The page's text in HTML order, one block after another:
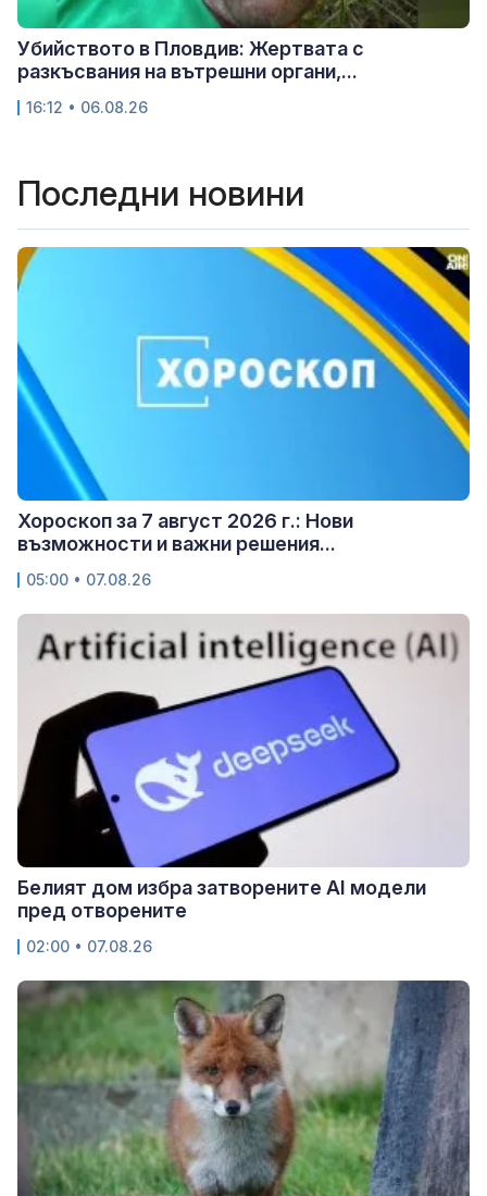
Убийството в Пловдив: Жертвата с
разкъсвания на вътрешни органи,...
16:12 • 06.08.26
Последни новини
Хороскоп за 7 август 2026 г.: Нови
възможности и важни решения...
05:00 • 07.08.26
Белият дом избра затворените AI модели
пред отворените
02:00 • 07.08.26